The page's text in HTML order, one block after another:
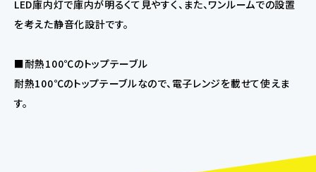
LED庫内灯で庫内が明るくて見やすく、また、ワンルームでの設置
を考えた静音化設計です。
■耐熱100℃のトップテーブル
耐熱100℃のトップテーブルなので、電子レンジを載せて使えま
す。